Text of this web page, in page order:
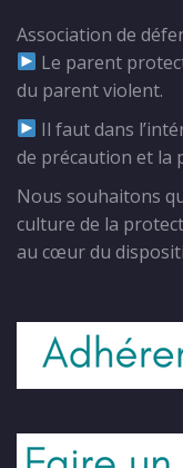
Association de
Le parent
du parent violent.
Il faut dans
de précaution et la
Nous souhaitons
culture de la
au cœur du